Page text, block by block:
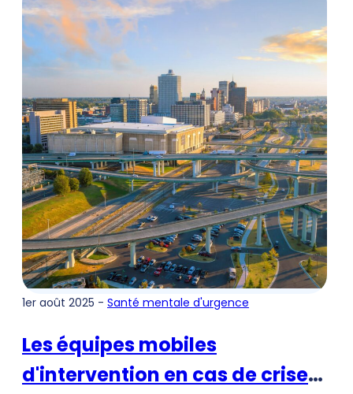
1er août 2025 - Santé mentale d'urgence
Les équipes mobiles
d'intervention en cas de crise